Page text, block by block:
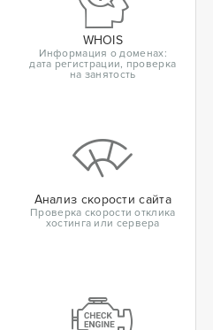
WHOIS
Информация о доменах:
дата регистрации, проверка
на занятость
Анализ скорости сайта
Проверка скорости отклика
хостинга или сервера